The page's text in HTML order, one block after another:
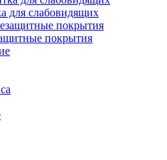
для слабовидящих
покрытия